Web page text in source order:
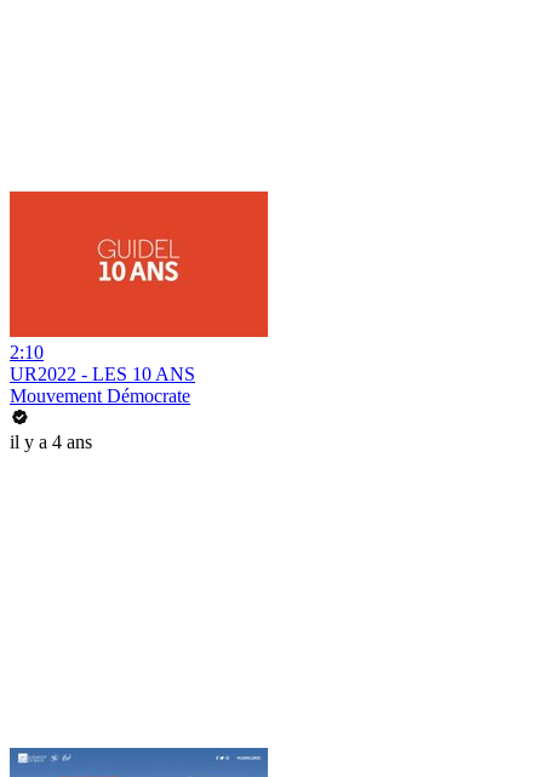
2:10
UR2022 - LES 10 ANS
Mouvement Démocrate
il y a 4 ans